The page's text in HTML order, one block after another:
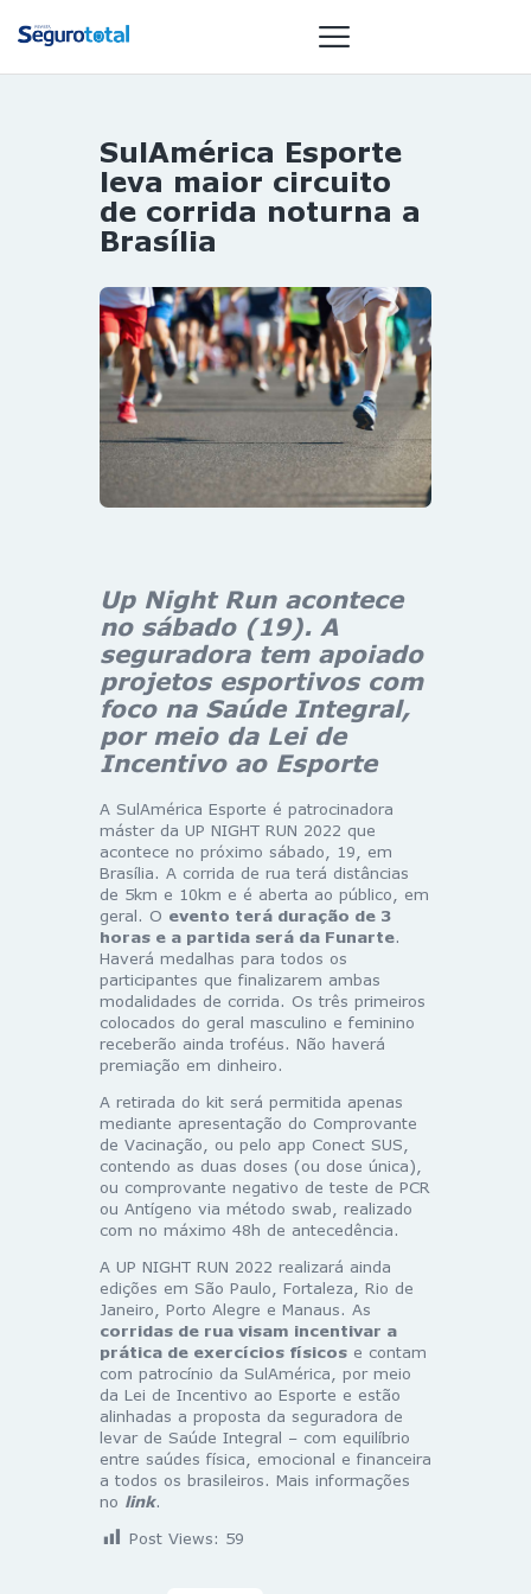
NOTÍCIAS
REVISTA
ESPECIAIS
OURO
ST SUMMIT
MULHERES
GESTORAS
HOMEST
HOME
SulAmérica Esporte
leva maior circuito
de corrida noturna a
Brasília
Up Night Run acontece
no sábado (19). A
seguradora tem apoiado
projetos esportivos com
foco na Saúde Integral,
por meio da Lei de
Incentivo ao Esporte
A SulAmérica Esporte é patrocinadora
máster da UP NIGHT RUN 2022 que
acontece no próximo sábado, 19, em
Brasília. A corrida de rua terá distâncias
de 5km e 10km e é aberta ao público, em
geral. O evento terá duração de 3
horas e a partida será da Funarte.
Haverá medalhas para todos os
participantes que finalizarem ambas
modalidades de corrida. Os três primeiros
colocados do geral masculino e feminino
receberão ainda troféus. Não haverá
premiação em dinheiro.
A retirada do kit será permitida apenas
mediante apresentação do Comprovante
de Vacinação, ou pelo app Conect SUS,
contendo as duas doses (ou dose única),
ou comprovante negativo de teste de PCR
ou Antígeno via método swab, realizado
com no máximo 48h de antecedência.
A UP NIGHT RUN 2022 realizará ainda
edições em São Paulo, Fortaleza, Rio de
Janeiro, Porto Alegre e Manaus. As
corridas de rua visam incentivar a
prática de exercícios físicos e contam
com patrocínio da SulAmérica, por meio
da Lei de Incentivo ao Esporte e estão
alinhadas a proposta da seguradora de
levar de Saúde Integral – com equilíbrio
entre saúdes física, emocional e financeira
a todos os brasileiros. Mais informações
no link.
Post Views: 59